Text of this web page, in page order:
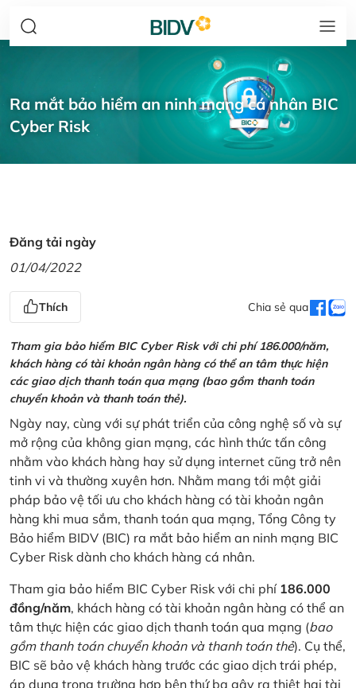
Ra mắt bảo hiểm an ninh mạng cá nhân BIC
Cyber Risk
Đăng tải ngày
01/04/2022
Thích Chia sẻ qua
Tham gia bảo hiểm BIC Cyber Risk với chi phí 186.000/năm,
khách hàng có tài khoản ngân hàng có thể an tâm thực hiện
các giao dịch thanh toán qua mạng (bao gồm thanh toán
chuyển khoản và thanh toán thẻ).
Ngày nay, cùng với sự phát triển của công nghệ số và sự
mở rộng của không gian mạng, các hình thức tấn công
nhằm vào khách hàng hay sử dụng internet cũng trở nên
tinh vi và thường xuyên hơn. Nhằm mang tới một giải
pháp bảo vệ tối ưu cho khách hàng có tài khoản ngân
hàng khi mua sắm, thanh toán qua mạng, Tổng Công ty
Bảo hiểm BIDV (BIC) ra mắt bảo hiểm an ninh mạng BIC
Cyber Risk dành cho khách hàng cá nhân.
Tham gia bảo hiểm BIC Cyber Risk với chi phí 186.000
đồng/năm, khách hàng có tài khoản ngân hàng có thể an
tâm thực hiện các giao dịch thanh toán qua mạng (bao
gồm thanh toán chuyển khoản và thanh toán thẻ). Cụ thể,
BIC sẽ bảo vệ khách hàng trước các giao dịch trái phép,
áp dụng trong trường hợp bên thứ ba gây ra thiệt hại tài